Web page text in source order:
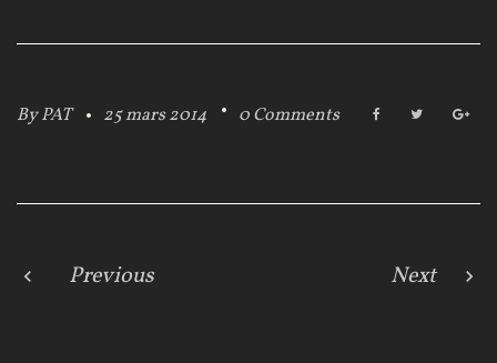
ByPAT 25 mars 2014 0 Comments
b
t
G
l
N
Previous Next